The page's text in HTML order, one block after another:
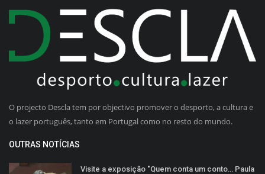
O projecto Descla tem por objectivo promover o desporto, a cultura e
o lazer português, tanto em Portugal como no resto do mundo.
OUTRAS NOTÍCIAS
Visite a exposição "Quem conta um conto… Paula